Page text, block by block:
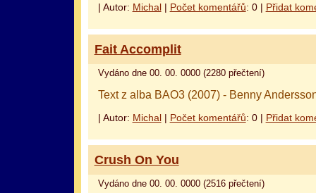
| Autor: Michal| Počet komentářů: 0 | Přidat
Fait Accomplit
Vydáno dne 00. 00. 0000 (2280 přečtení)
Text z alba BAO3 (2007) - Benny
| Autor: Michal| Počet komentářů: 0 | Přidat
Crush On You
Vydáno dne 00. 00. 0000 (2516 přečtení)